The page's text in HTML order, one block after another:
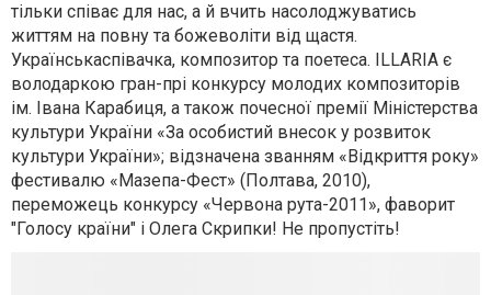
тільки співає для нас, а й вчить насолоджуватись
життям на повну та божеволіти від щастя.
Українськаспівачка, композитор та поетеса. ILLARIA є
володаркою гран-прі конкурсу молодих композиторів
ім. Івана Карабиця, а також почесної премії Міністерства
культури України «За особистий внесок у розвиток
культури України»; відзначена званням «Відкриття року»
фестивалю «Мазепа-Фест» (Полтава, 2010),
переможець конкурсу «Червона рута-2011», фаворит
"Голосу країни" і Олега Скрипки! Не пропустіть!